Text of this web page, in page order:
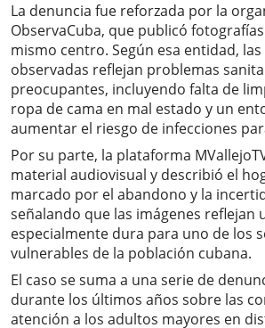
La denuncia fue reforzada por la
ObservaCuba, que publicó
mismo centro. Según esa entidad,
observadas reflejan problemas
preocupantes, incluyendo falta de
ropa de cama en mal estado y un
aumentar el riesgo de infecciones
Por su parte, la plataforma
material audiovisual y describió el
marcado por el abandono y la
señalando que las imágenes reflejan
especialmente dura para uno de los
vulnerables de la población cubana.
El caso se suma a una serie de
durante los últimos años sobre las
atención a los adultos mayores en